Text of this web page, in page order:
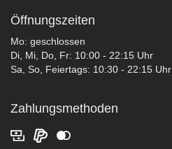
Öffnungszeiten
Mo: geschlossen
Di, Mi, Do, Fr: 10:00 - 22:15 Uhr
Sa, So, Feiertags: 10:30 - 22:15 Uhr
Zahlungsmethoden